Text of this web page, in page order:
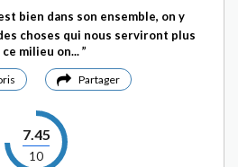
bien dans son ensemble, on y
choses qui nous serviront plus
milieu on...
Partager
7.45
10